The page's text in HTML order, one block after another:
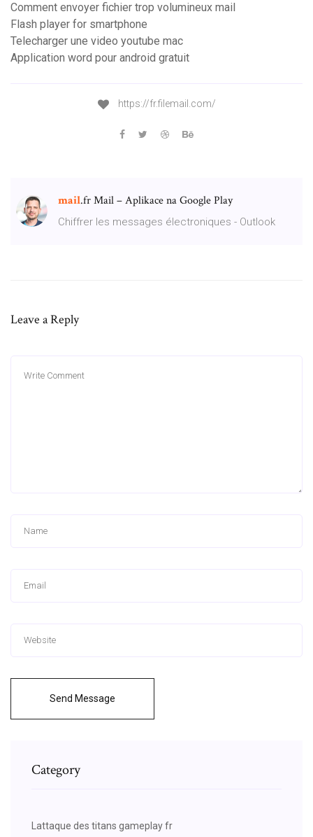
Comment envoyer fichier trop volumineux mail
Flash player for smartphone
Telecharger une video youtube mac
Application word pour android gratuit
https://fr.filemail.com/
mail.fr Mail – Aplikace na Google Play
Chiffrer les messages électroniques - Outlook
Leave a Reply
Send Message
Category
Lattaque des titans gameplay fr